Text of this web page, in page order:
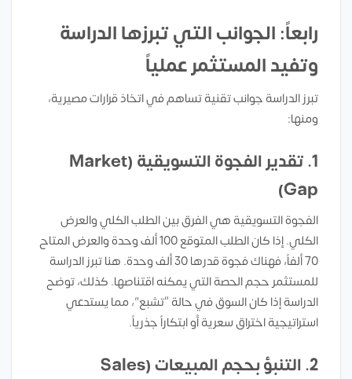
رابعاً: الجوانب التي تبرزها الدراسة
وتفيد المستثمر عملياً
تبرز الدراسة جوانب تقنية تساهم في اتخاذ قرارات مصيرية،
ومنها:
1. تقدير الفجوة التسويقية (Market
Gap)
الفجوة التسويقية هي الفرق بين الطلب الكلي والعرض
الكلي. إذا كان الطلب المتوقع 100 ألف وحدة والعرض المتاح
70 ألفاً، فهناك فجوة قدرها 30 ألف وحدة. هنا تبرز الدراسة
للمستثمر حجم الحصة التي يمكنه اقتناصها. كذلك، توضح
الدراسة إذا كان السوق في حالة “تشبع”، مما يستدعي
استراتيجية اختراق سعرية أو ابتكاراً جذرياً.
2. التنبؤ بحجم المبيعات (Sales